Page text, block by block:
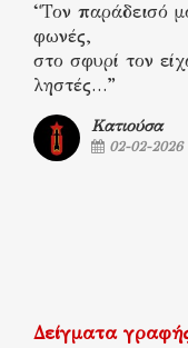
“Τον παράδεισό
φωνές,
στο σφυρί τον
ληστές…”
Κατιούσα
02-02-2026
Δείγματα